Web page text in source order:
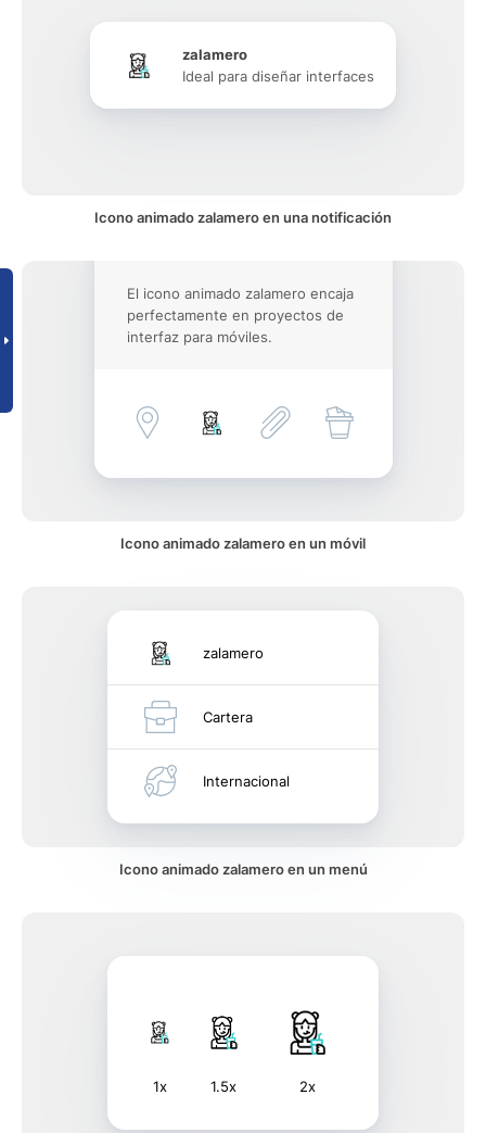
zalamero
Ideal para diseñar interfaces
Icono animado zalamero en una notificación
El icono animado zalamero encaja
perfectamente en proyectos de
interfaz para móviles.
Icono animado zalamero en un móvil
zalamero
Cartera
Internacional
Icono animado zalamero en un menú
1x 1.5x 2x